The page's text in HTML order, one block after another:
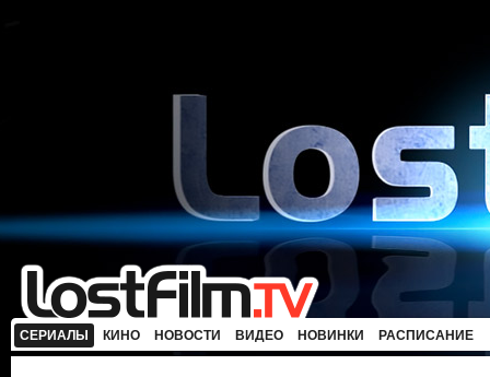
СЕРИАЛЫ КИНО НОВОСТИ ВИДЕО НОВИНКИ РАСПИСАНИЕ